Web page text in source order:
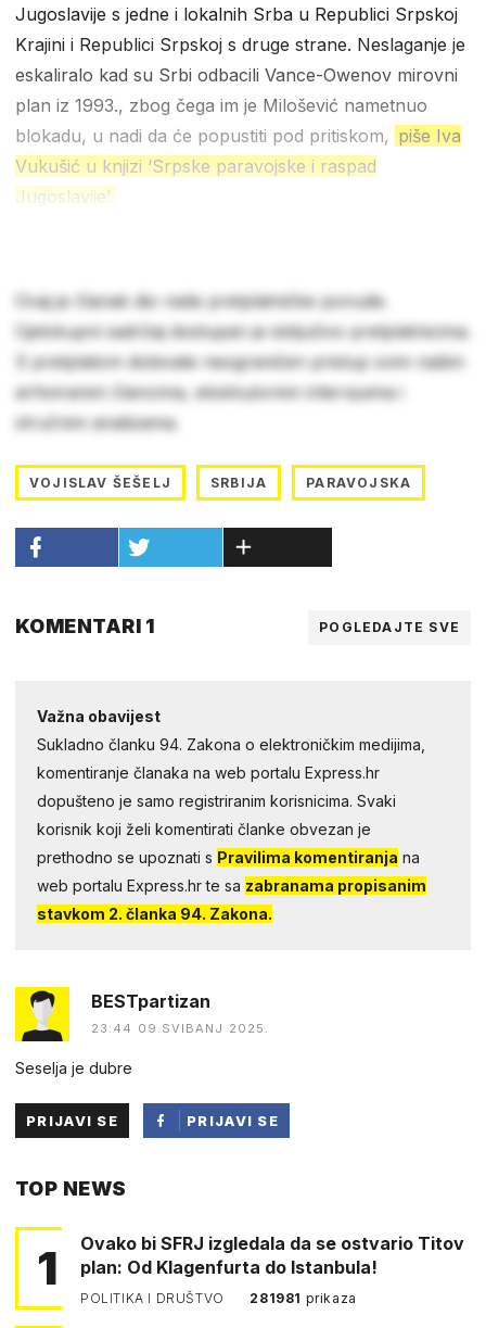
Jugoslavije s jedne i lokalnih Srba u Republici Srpskoj
Krajini i Republici Srpskoj s druge strane. Neslaganje je
eskaliralo kad su Srbi odbacili Vance-Owenov mirovni
plan iz 1993., zbog čega im je Milošević nametnuo
blokadu, u nadi da će popustiti pod pritiskom, piše Iva
Vukušić u knjizi ‘Srpske paravojske i raspad
Jugoslavije’.
Ovaj je članak dio naše pretplatničke ponude.
Cjelokupni sadržaj dostupan je isključivo pretplatnicima.
S pretplatom dobivate neograničen pristup svim našim
arhiviranim člancima, ekskluzivnim intervjuima i
stručnim analizama.
VOJISLAV ŠEŠELJ SRBIJA PARAVOJSKA
KOMENTARI 1 POGLEDAJTE SVE
Važna obavijest
Sukladno članku 94. Zakona o elektroničkim medijima,
komentiranje članaka na web portalu Express.hr
dopušteno je samo registriranim korisnicima. Svaki
korisnik koji želi komentirati članke obvezan je
prethodno se upoznati s Pravilima komentiranja na
web portalu Express.hr te sa zabranama propisanim
stavkom 2. članka 94. Zakona.
BESTpartizan
23:44 09.SVIBANJ 2025.
Seselja je dubre
PRIJAVI SE
PRIJAVI SE
TOP NEWS
1
Ovako bi SFRJ izgledala da se ostvario Titov
plan: Od Klagenfurta do Istanbula!
POLITIKA I DRUŠTVO 281981 prikaza